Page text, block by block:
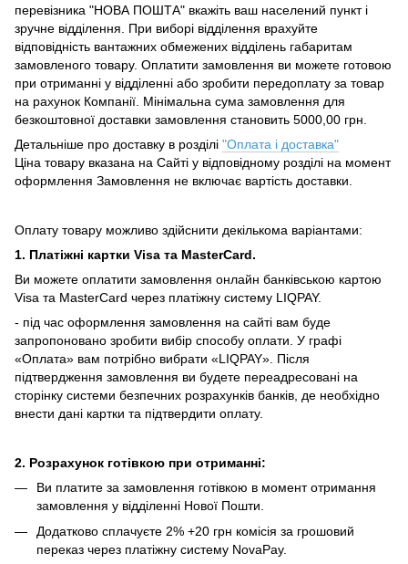
перевізника "НОВА ПОШТА" вкажіть ваш населений пункт і
зручне відділення.
При виборі відділення врахуйте
відповідність вантажних обмежених відділень габаритам
замовленого товару. Оплатити замовлення ви можете готовою
при отриманні у відділенні або зробити передоплату за товар
на рахунок Компанії. Мінімальна сума замовлення для
безкоштовної доставки замовлення становить 5000,00 грн.
Детальніше про доставку в розділі "Оплата і доставка"
Ціна товару вказана на Сайті у відповідному розділі на момент
оформлення Замовлення не включає вартість доставки.
Оплату товару можливо здійснити декількома варіантами:
1. Платіжні картки Visa та MasterCard.
Ви можете оплатити замовлення онлайн банківською картою
Visa та MasterCard через платіжну систему LIQPAY.
- під час оформлення замовлення на сайті вам буде
запропоновано зробити вибір способу оплати. У графі
«Оплата» вам потрібно вибрати «LIQPAY». Після
підтвердження замовлення ви будете переадресовані на
сторінку системи безпечних розрахунків банків, де необхідно
внести дані картки та підтвердити оплату.
2. Розрахунок готівкою при отриманні:
Ви платите за замовлення готівкою в момент отримання
замовлення у відділенні Нової Пошти.
Додатково сплачуєте 2% +20 грн комісія за грошовий
переказ через платіжну систему NovaPay.